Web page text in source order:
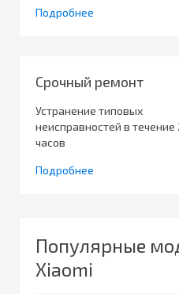
Подробнее
Срочный ремонт
Устранение типовых
неисправностей в течение
часов
Подробнее
Популярные
Xiaomi